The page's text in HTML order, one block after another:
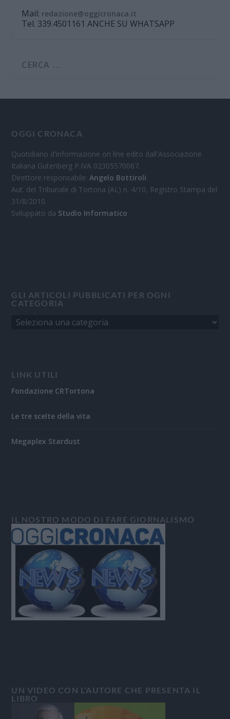
Mail: redazione@oggicronaca.it
Tel. 339.4501161 ANCHE SU WHATSAPP
OGGI CRONACA
Quotidiano d'informazione on line edito dall'Associazione
Italiana Gutenberg P.IVA 02305570067.
Direttore responsabile:Angelo Bottiroli.
Aut. del Tribunale di Tortona (AL) n. 4/10, Registro Stampa del
31/8/2010.
Sviluppato da Studio Informatico
GLI ARTICOLI PUBBLICATI PER OGNI
CATEGORIA
LINK UTILI
Fondazione CRTortona
Le tre scelte della vita
Megaplex Stardust
IL NOSTRO MODO DI FARE GIORNALISMO
UN VIDEO CON L’AUTORE CHE PRESENTA IL
LIBRO